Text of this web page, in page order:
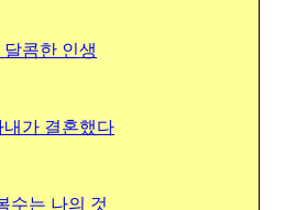
달콤한 인생
내가 결혼했다
수는 나의 것